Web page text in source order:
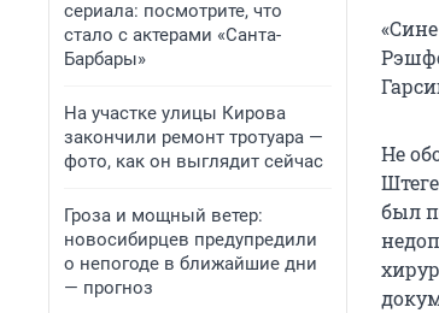
сериала: посмотрите, что
стало с актерами «Санта-
Барбары»
На участке улицы Кирова
закончили ремонт тротуара —
фото, как он выглядит сейчас
Гроза и мощный ветер:
новосибирцев предупредили
о непогоде в ближайшие дни
— прогноз
Не
был